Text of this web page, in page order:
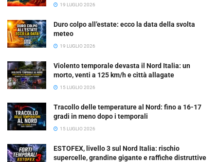
19 LUGLIO 2026
Duro colpo all’estate: ecco la data della svolta
meteo
19 LUGLIO 2026
Violento temporale devasta il Nord Italia: un
morto, venti a 125 km/h e città allagate
15 LUGLIO 2026
Tracollo delle temperature al Nord: fino a 16-17
gradi in meno dopo i temporali
15 LUGLIO 2026
ESTOFEX, livello 3 sul Nord Italia: rischio
supercelle, grandine gigante e raffiche distruttive